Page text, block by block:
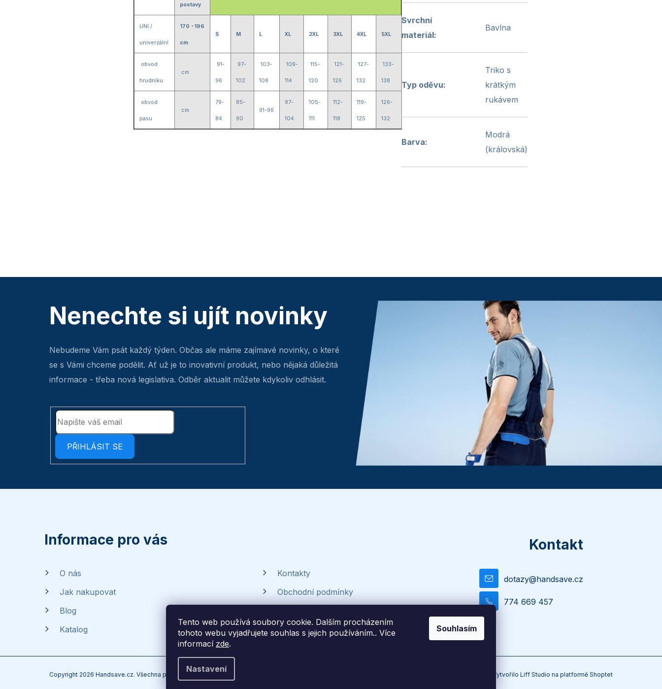
Tento web používá soubory cookie. Dalším procházením
tohoto webu vyjadřujete souhlas s jejich používáním.. Více
informací zde.
Nastavení
Souhlasím
postavy
UNI /
univerzální
170 -196
cm
S M L XL 2XL 3XL 4XL 5XL
obvod
hrudníku
cm
91-
96
97-
102
103-
108
109-
114
115-
120
121-
126
127-
132
133-
138
obvod
pasu
cm
79-
84
85-
90
91-96
97-
104
105-
111
112-
118
119-
125
126-
132
Svrchní
materiál:
Bavlna
Typ oděvu:
Triko s
krátkým
rukávem
Barva:
Modrá
(královská)
Nenechte si ujít novinky
Nebudeme Vám psát každý týden. Občas ale máme zajímavé novinky, o které
se s Vámi chceme podělit. Ať už je to inovativní produkt, nebo nějaká důležitá
informace - třeba nová legislativa. Odběr aktualit můžete kdykoliv odhlásit.
PŘIHLÁSIT SE
Informace pro vás
O nás
Jak nakupovat
Blog
Katalog
Kontakty
Obchodní podmínky
Časté dotazy
Kontakt
dotazy@handsave.cz
774 669 457
Vytvořilo Liff Studio na platformě Shoptet
Copyright 2026 Handsave.cz. Všechna práva vyhrazena.